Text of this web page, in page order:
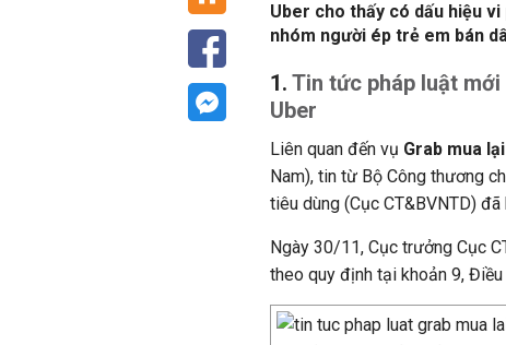
Uber cho thấy có dấu hiệu
nhóm người ép trẻ em bán
1. Tin tức pháp luật
Uber
Liên quan đến vụ Grab mua
Nam), tin từ Bộ Công thương
tiêu dùng (Cục CT&BVNTD)
Ngày 30/11, Cục trưởng Cục
theo quy định tại khoản 9, Điều